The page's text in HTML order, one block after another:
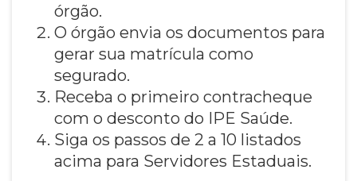
órgão.
O órgão envia os documentos para
gerar sua matrícula como
segurado.
Receba o primeiro contracheque
com o desconto do IPE Saúde.
Siga os passos de 2 a 10 listados
acima para Servidores Estaduais.